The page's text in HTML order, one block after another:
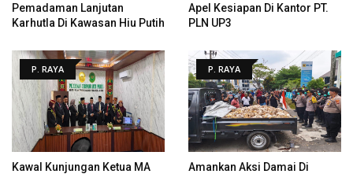
Pemadaman Lanjutan
Karhutla Di Kawasan Hiu Putih
Apel Kesiapan Di Kantor PT.
PLN UP3
P. RAYA
Kawal Kunjungan Ketua MA
P. RAYA
Amankan Aksi Damai Di